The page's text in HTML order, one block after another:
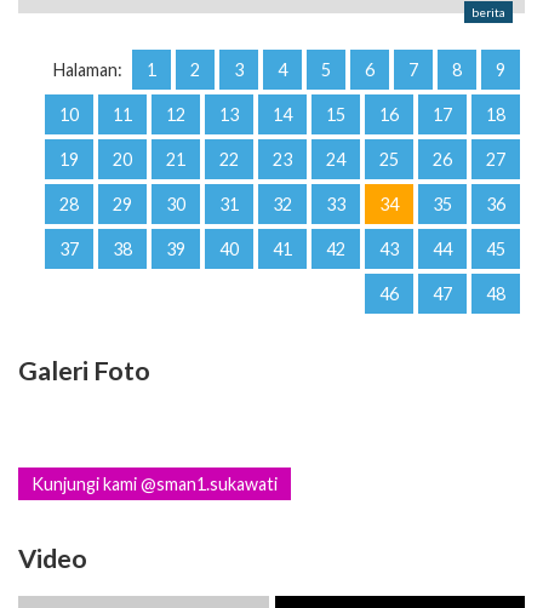
berita
Halaman: 1 2 3 4 5 6 7 8 9
10 11 12 13 14 15 16 17 18
19 20 21 22 23 24 25 26 27
28 29 30 31 32 33 34 35 36
37 38 39 40 41 42 43 44 45
46 47 48
Galeri Foto
Kunjungi kami @sman1.sukawati
Video